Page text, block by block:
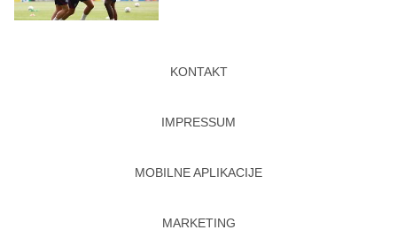
KONTAKT
IMPRESSUM
MOBILNE APLIKACIJE
MARKETING